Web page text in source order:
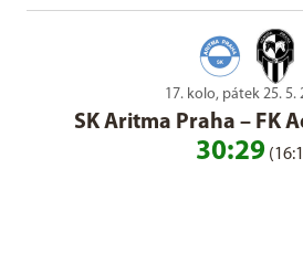
17. kolo, pátek 25. 5.
SK Aritma Praha – FK
30:29